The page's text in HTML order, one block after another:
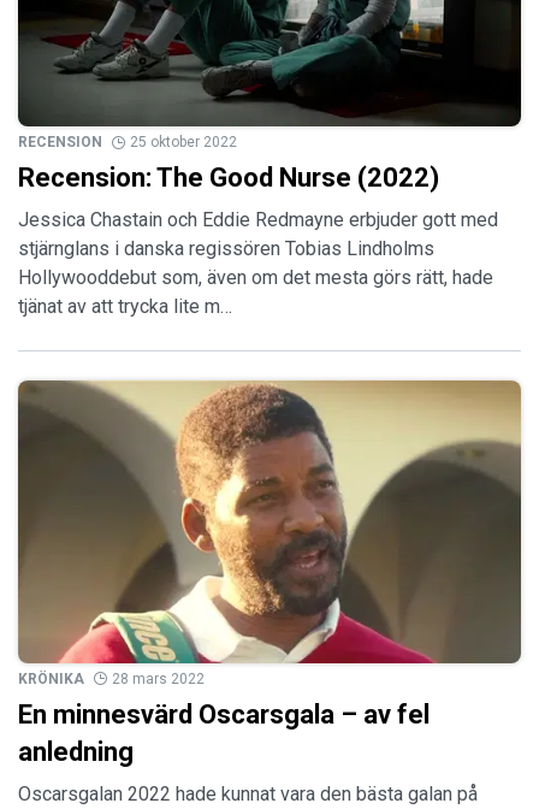
RECENSION 25 oktober 2022
Recension: The Good Nurse (2022)
Jessica Chastain och Eddie Redmayne erbjuder gott med
stjärnglans i danska regissören Tobias Lindholms
Hollywooddebut som, även om det mesta görs rätt, hade
tjänat av att trycka lite m…
KRÖNIKA 28 mars 2022
En minnesvärd Oscarsgala – av fel
anledning
Oscarsgalan 2022 hade kunnat vara den bästa galan på